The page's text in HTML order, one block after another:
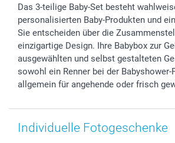
Geschenk-Gutscheine (PDF)
Partnerprogramme
Investor Relations
B2B smartbusiness
Widerrufsrecht
Hochzeit
Geburtstag
Geburt
Zu allen Anlässen
Zahlungsmöglichkeiten
Anmelden /Registrieren
Sitemap
Status der Bestellung
smartfriends
smartgarantie
Das 3-teilige Baby-Set besteht
personalisierten Baby-Produkten und
Sie entscheiden über die
einzigartige Design. Ihre Babybox zur
ausgewählten und selbst gestalteten
sowohl ein Renner bei der Babyshower-
allgemein für angehende oder frisch
Individuelle Fotogeschenke